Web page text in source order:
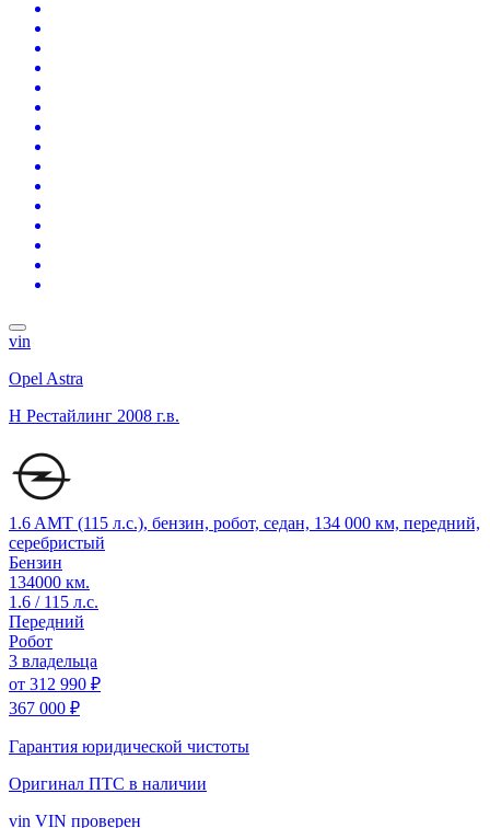
vin
Opel Astra
H Рестайлинг 2008 г.в.
1.6 AMT (115 л.с.), бензин, робот, седан, 134 000 км, передний,
серебристый
Бензин
134000 км.
1.6 / 115 л.с.
Передний
Робот
3 владельца
от 312 990 ₽
367 000 ₽
Гарантия юридической чистоты
Оригинал ПТС в наличии
vin VIN проверен